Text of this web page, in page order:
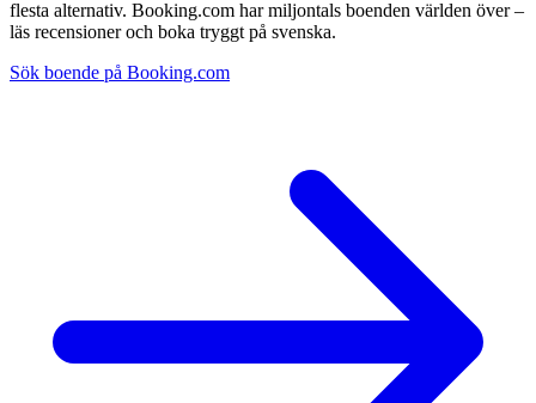
flesta alternativ. Booking.com har miljontals boenden världen över –
läs recensioner och boka tryggt på svenska.
Sök boende på Booking.com